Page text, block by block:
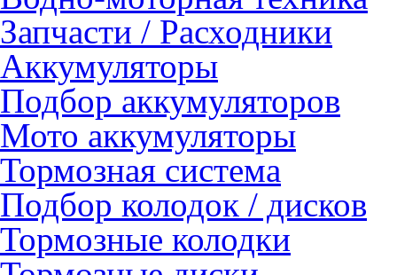
Запчасти / Расходники
Аккумуляторы
Подбор аккумуляторов
Мото аккумуляторы
Тормозная система
Подбор колодок / дисков
Тормозные колодки